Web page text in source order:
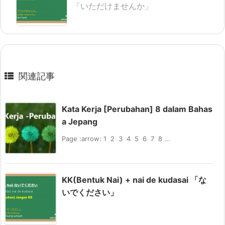
6) Nihon-go de enzetsu shi-masu.
7) Kore-ijoo machi-masen
4. Ubahlah kalimat tanya berikut ke bentuk
potensial, dan jawablah seperti contoh.
Contoh
Ano warung de nani o tabe-masu ka? → bakso
A: Ano warung de nani ga tabe-rare masu ka?
B: Bakso ga tabe-rare masu.
1) Yogyakarta de nani o nomi-masu ka? → kopi joss
「いただけませんか」
関連記事
Kata Kerja [Perubahan] 8 dalam Bahas
a Jepang
Page :arrow: 1 2 3 4 5 6 7 8 ...
KK(Bentuk Nai) + nai de kudasai 「な
いでください」